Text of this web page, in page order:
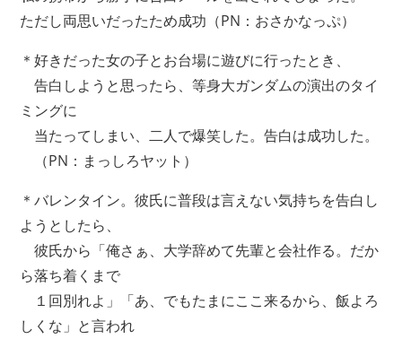
ただし両思いだったため成功（PN：おさかなっぷ）
＊好きだった女の子とお台場に遊びに行ったとき、
告白しようと思ったら、等身大ガンダムの演出のタイ
ミングに
当たってしまい、二人で爆笑した。告白は成功した。
（PN：まっしろヤット）
＊バレンタイン。彼氏に普段は言えない気持ちを告白し
ようとしたら、
彼氏から「俺さぁ、大学辞めて先輩と会社作る。だか
ら落ち着くまで
１回別れよ」「あ、でもたまにここ来るから、飯よろ
しくな」と言われ